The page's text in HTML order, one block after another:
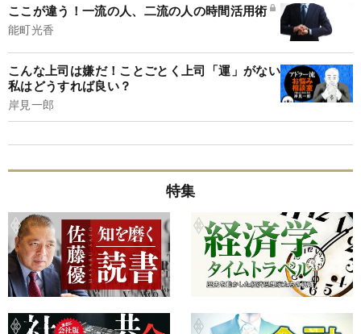
ここが違う！一流の人、二流の人の時間活用術
能町光香
こんな上司は嫌だ！ことごとく上司「運」がない
私はどうすれば良い？
岸見一郎
特集